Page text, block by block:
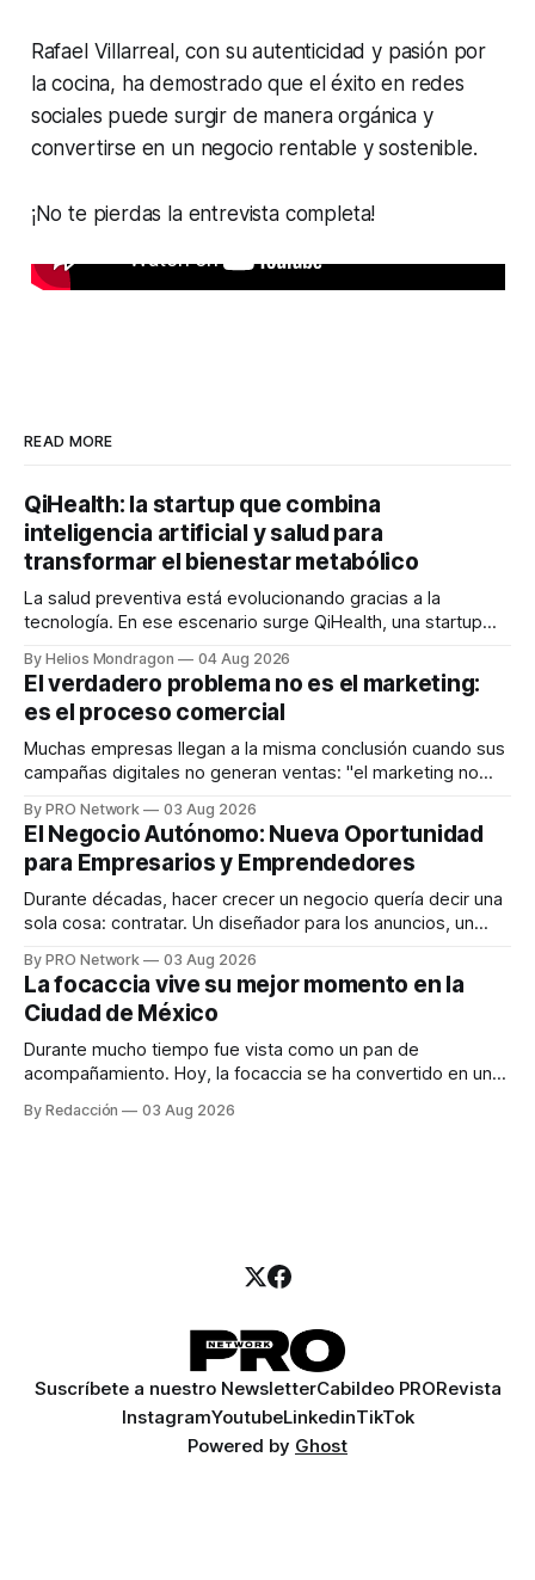
Rafael Villarreal, con su autenticidad y pasión por
la cocina, ha demostrado que el éxito en redes
sociales puede surgir de manera orgánica y
convertirse en un negocio rentable y sostenible.
¡No te pierdas la entrevista completa!
READ MORE
QiHealth: la startup que combina
inteligencia artificial y salud para
transformar el bienestar metabólico
La salud preventiva está evolucionando gracias a la
tecnología. En ese escenario surge QiHealth, una startup
dispositivos inteligentes, inteligencia artificial y monitoreo
en tiempo real para ayudar a las personas a tomar mejores
decisiones sobre su salud metabólica. Su propuesta busca
responder
By Helios Mondragon 04 Aug 2026
El verdadero problema no es el marketing:
es el proceso comercial
Muchas empresas llegan a la misma conclusión cuando sus
campañas digitales no generan ventas: "el marketing no
INTERIUS, el problema suele estar en otro lugar. Durante
una entrevista para el podcast SER PRO, el especialista en
marketing digital explicó que
By PRO Network 03 Aug 2026
El Negocio Autónomo: Nueva Oportunidad
para Empresarios y Emprendedores
Durante décadas, hacer crecer un negocio quería decir una
sola cosa: contratar. Un diseñador para los anuncios, un
para los textos, alguien que supiera de publicidad digital
para encontrar prospectos, un vendedor para atender
llamadas y mensajes, y —con suerte— una persona
By PRO Network 03 Aug 2026
La focaccia vive su mejor momento en la
Ciudad de México
Durante mucho tiempo fue vista como un pan de
acompañamiento. Hoy, la focaccia se ha convertido en uno
artesanal, ingredientes de calidad y experiencias que
By Redacción 03 Aug 2026
Suscríbete a nuestro NewsletterCabildeo PRORevista
InstagramYoutubeLinkedinTikTok
Powered by Ghost